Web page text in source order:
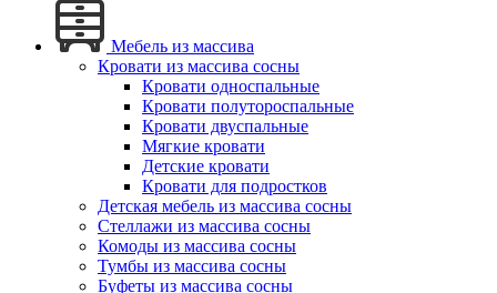
Мебель из массива
Кровати из массива сосны
Кровати односпальные
Кровати полутороспальные
Кровати двуспальные
Мягкие кровати
Детские кровати
Кровати для подростков
Детская мебель из массива сосны
Стеллажи из массива сосны
Комоды из массива сосны
Тумбы из массива сосны
Буфеты из массива сосны